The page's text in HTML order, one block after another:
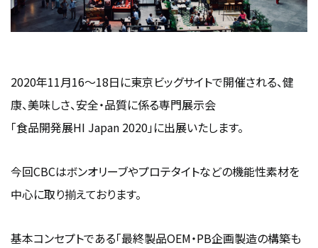
2020年11月16～18日に東京ビッグサイトで開催される、健
康、美味しさ、安全・品質に係る専門展示会
「食品開発展HI Japan 2020」に出展いたします。
今回CBCはボンオリーブやプロテタイトなどの機能性素材を
中心に取り揃えております。
基本コンセプトである「最終製品OEM・PB企画製造の構築も